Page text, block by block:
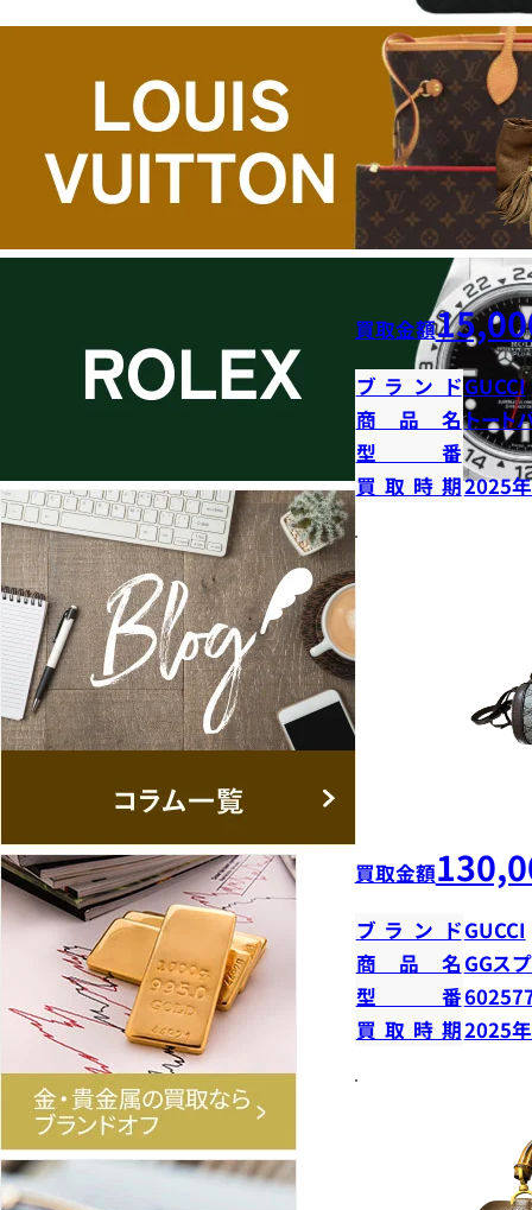
買取金額
ブランドGUCCI
商品名トート
型番
買取時期2025
買取金額
ブランドGUCCI
商品名 GGス
型番
買取時期2025